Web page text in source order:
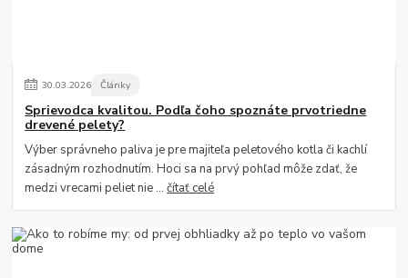
30.03.2026 Články
Sprievodca kvalitou. Podľa čoho spoznáte prvotriedne
drevené pelety?
Výber správneho paliva je pre majiteľa peletového kotla či kachlí
zásadným rozhodnutím. Hoci sa na prvý pohľad môže zdať, že
medzi vrecami peliet nie ...čítať celé